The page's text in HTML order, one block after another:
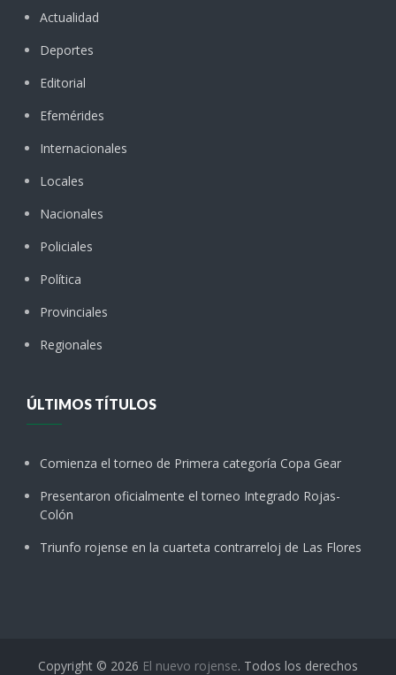
Actualidad
Deportes
Editorial
Efemérides
Internacionales
Locales
Nacionales
Policiales
Política
Provinciales
Regionales
ÚLTIMOS TÍTULOS
Comienza el torneo de Primera categoría Copa Gear
Presentaron oficialmente el torneo Integrado Rojas-
Colón
Triunfo rojense en la cuarteta contrarreloj de Las Flores
Copyright © 2026 El nuevo rojense. Todos los derechos